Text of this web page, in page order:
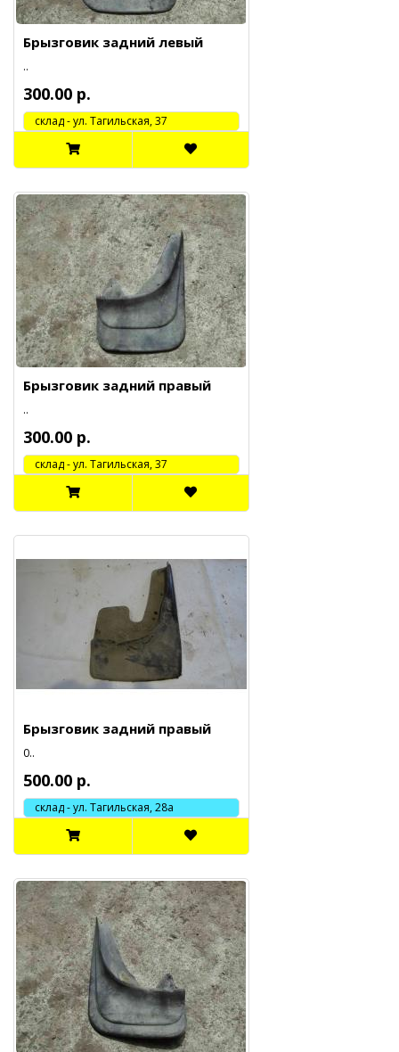
Брызговик задний левый
..
300.00 р.
cклад - ул. Тагильская, 37
Брызговик задний правый
..
300.00 р.
cклад - ул. Тагильская, 37
Брызговик задний правый
0..
500.00 р.
склад - ул. Тагильская, 28а